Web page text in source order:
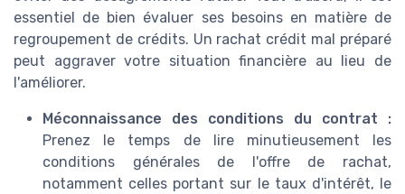
essentiel de bien évaluer ses besoins en matière de
regroupement de crédits. Un rachat crédit mal préparé
peut aggraver votre situation financière au lieu de
l'améliorer.
Méconnaissance des conditions du contrat :
Prenez le temps de lire minutieusement les
conditions générales de l'offre de rachat,
notamment celles portant sur le taux d'intérêt, le